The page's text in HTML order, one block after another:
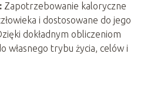
Zapotrzebowanie kaloryczne
i dostosowane do jego
dokładnym obliczeniom
własnego trybu życia, celów i